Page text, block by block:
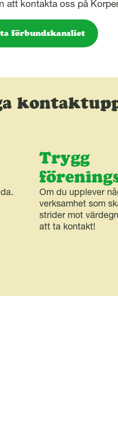
att kontakta oss på
förbundskansliet
Trygg
Om du upplever
verksamhet som
strider mot
att ta kontakt!